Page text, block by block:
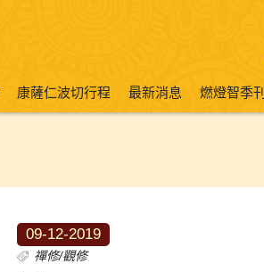
康薩仁波切行程 最新消息 燃燈智季刊
09-12-2019
禪修/觀修